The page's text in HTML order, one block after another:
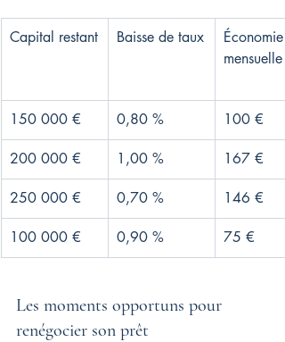
Capital restant Baisse de taux
Économie
mensuelle
150 000 € 0,80 % 100 €
200 000 € 1,00 % 167 €
250 000 € 0,70 % 146 €
100 000 € 0,90 % 75 €
Les moments opportuns pour
renégocier son prêt